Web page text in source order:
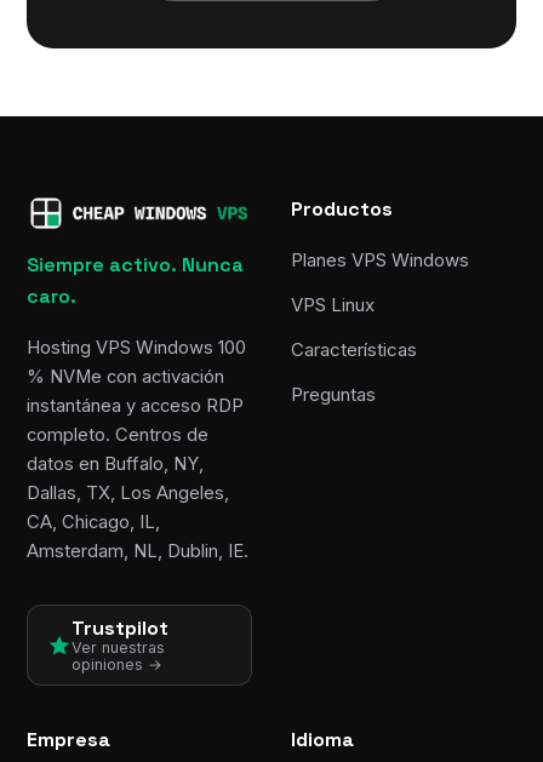
Siempre activo. Nunca
caro.
Hosting VPS Windows 100
% NVMe con activación
instantánea y acceso RDP
completo. Centros de
datos en Buffalo, NY,
Dallas, TX, Los Angeles,
CA, Chicago, IL,
Amsterdam, NL, Dublin, IE.
Trustpilot
Ver nuestras
opiniones →
Productos
Planes VPS Windows
VPS Linux
Características
Preguntas
Empresa Idioma